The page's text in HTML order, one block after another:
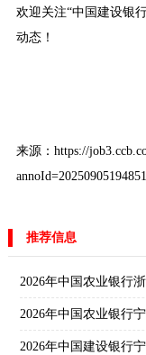
欢迎关注“中国建设银
动态！
来源：https://
推荐信息
2026年中国农业银行
2026年中国农业银行
2026年中国建设银行